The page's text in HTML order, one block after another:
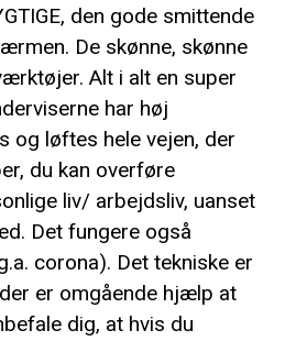
den gode smittende
De skønne, skønne
Alt i alt en super
har høj
og løftes hele vejen, der
du kan overføre
liv/ arbejdsliv, uanset
Det fungere også
corona). Det tekniske er
er omgående hjælp at
dig, at hvis du